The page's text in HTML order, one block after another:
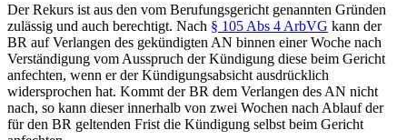
Der Rekurs ist aus den vom Berufungsgericht genannten Gründen
zulässig und auch berechtigt. Nach § 105 Abs 4 ArbVG kann der
BR auf Verlangen des gekündigten AN binnen einer Woche nach
Verständigung vom Ausspruch der Kündigung diese beim Gericht
anfechten, wenn er der Kündigungsabsicht ausdrücklich
widersprochen hat. Kommt der BR dem Verlangen des AN nicht
nach, so kann dieserinnerhalb von zwei Wochen nach Ablauf der
für den BR geltenden Frist die Kündigung selbst beim Gericht